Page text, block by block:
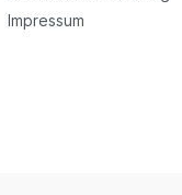
Impressum